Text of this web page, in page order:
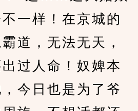
一样！在京城的
道，无法无天，
过人命！奴婢本
今日也是为了爷